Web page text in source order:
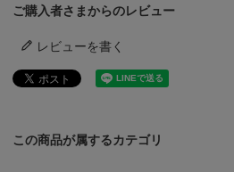
ご購入者さまからのレビュー
レビューを書く
この商品が属するカテゴリ